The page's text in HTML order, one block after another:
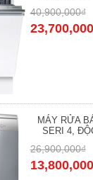
40,900,000₫
MÁY RỬA
SERI 4,
26,900,000₫